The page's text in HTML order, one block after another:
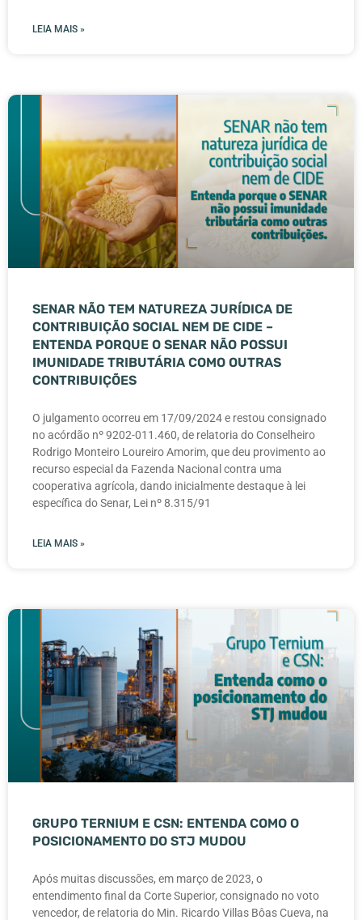
LEIA MAIS »
SENAR NÃO TEM NATUREZA JURÍDICA DE
CONTRIBUIÇÃO SOCIAL NEM DE CIDE –
ENTENDA PORQUE O SENAR NÃO POSSUI
IMUNIDADE TRIBUTÁRIA COMO OUTRAS
CONTRIBUIÇÕES
O julgamento ocorreu em 17/09/2024 e restou consignado
no acórdão nº 9202-011.460, de relatoria do Conselheiro
Rodrigo Monteiro Loureiro Amorim, que deu provimento ao
recurso especial da Fazenda Nacional contra uma
cooperativa agrícola, dando inicialmente destaque à lei
específica do Senar, Lei nº 8.315/91
LEIA MAIS »
GRUPO TERNIUM E CSN: ENTENDA COMO O
POSICIONAMENTO DO STJ MUDOU
Após muitas discussões, em março de 2023, o
entendimento final da Corte Superior, consignado no voto
vencedor, de relatoria do Min. Ricardo Villas Bôas Cueva, na